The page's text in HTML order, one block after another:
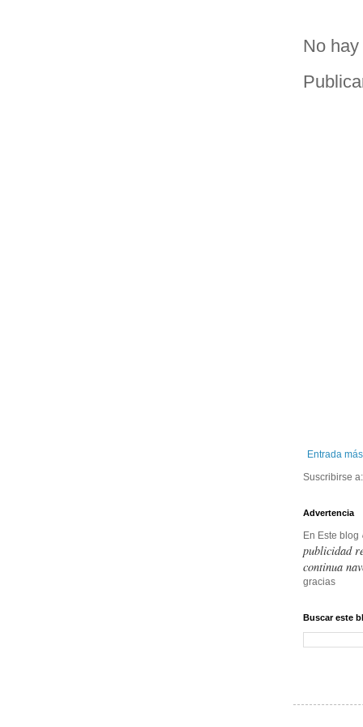
No
Entrada
Suscribirse a:
Advertencia
En Este blog
publicidad
continua
gracias
Buscar este